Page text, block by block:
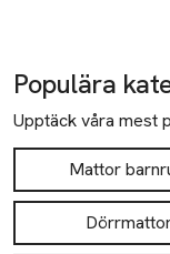
Populära
Upptäck våra mest
Mattor